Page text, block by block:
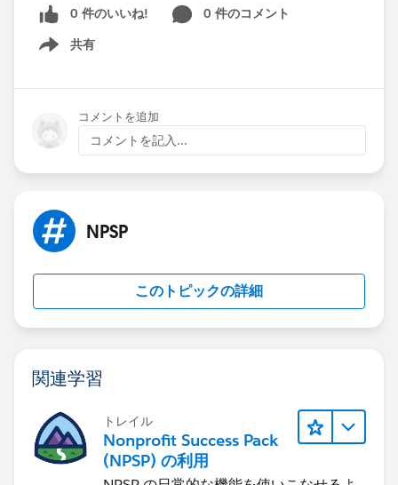
0 件のいいね!
0 件のコメント
共有
Show menu
コメントを追加
コメントを記入...
NPSP
このトピックの詳細
関連学習
トレイル
Nonprofit Success Pack
(NPSP) の利用